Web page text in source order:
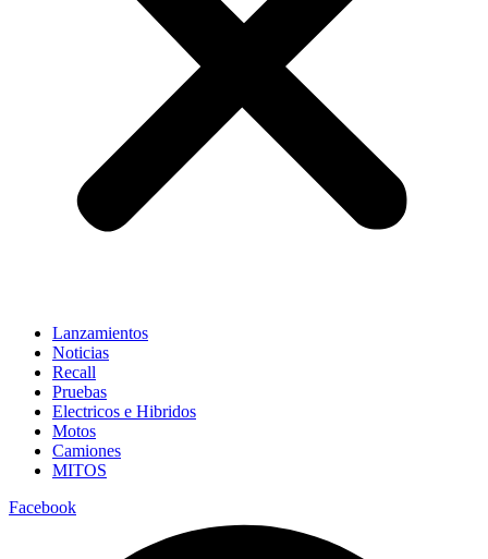
Lanzamientos
Noticias
Recall
Pruebas
Electricos e Hibridos
Motos
Camiones
MITOS
Facebook